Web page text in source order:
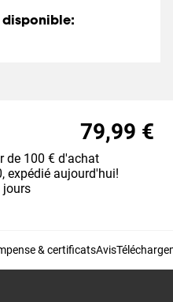
disponible:
79,99 €
de 100 € d'achat
expédié aujourd'hui!
jours
& certificatsAvis